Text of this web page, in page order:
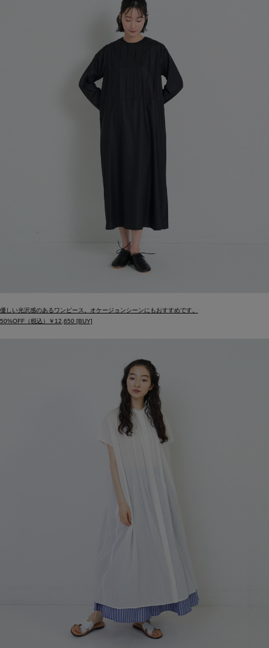
優しい光沢感のあるワンピース。オケージョンシーンにもおすすめです。
50%OFF（税込）￥12,650 [BUY]